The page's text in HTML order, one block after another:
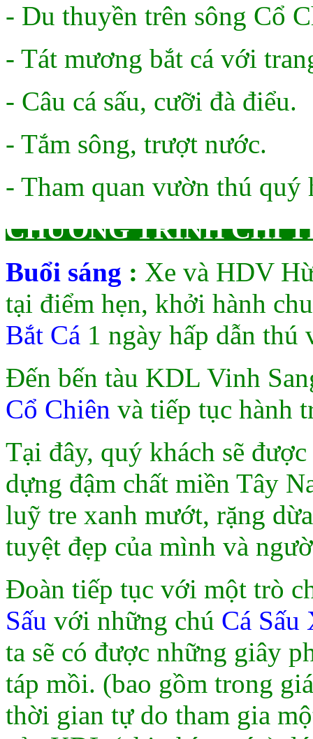
- Du thuyền trên sông Cổ
- Tát mương bắt cá với
- Câu cá sấu, cưỡi đà điểu.
- Tắm sông, trượt nước.
- Tham quan vườn thú quý
CHƯƠNG TRÌNH CHI
Buổi sáng : Xe và HDV
tại điểm hẹn, khởi hành
Bắt Cá 1 ngày hấp dẫn thú
Đến bến tàu KDL Vinh
Cổ Chiên và tiếp tục hành
Tại đây, quý khách sẽ
dựng đậm chất miền Tây
luỹ tre xanh mướt, rặng
tuyệt đẹp của mình và
Đoàn tiếp tục với một trò
Sấu với những chú Cá Sấu
ta sẽ có được những giây
táp mồi. (bao gồm trong
thời gian tự do tham gia